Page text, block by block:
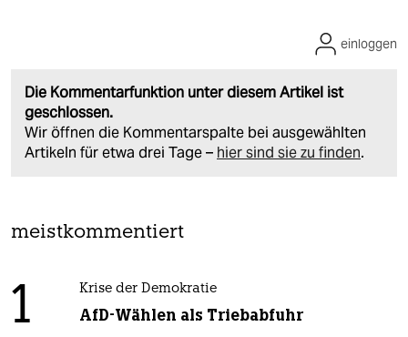
Die Kommentarfunktion unter diesem Artikel ist
geschlossen.
Wir öffnen die Kommentarspalte bei ausgewählten
Artikeln für etwa drei Tage – hier sind sie zu finden.
einloggen
meistkommentiert
1 Krise der Demokratie
AfD-Wählen als Triebabfuhr